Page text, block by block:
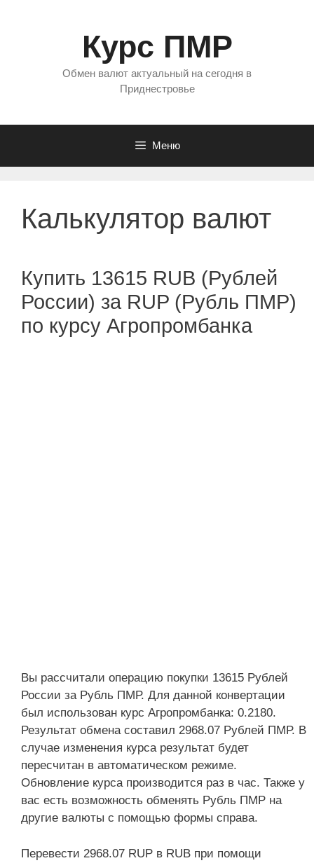
Курс ПМР
Обмен валют актуальный на сегодня в
Приднестровье
Меню
Калькулятор валют
Купить 13615 RUB (Рублей
России) за RUP (Рубль ПМР)
по курсу Агропромбанка
Вы рассчитали операцию покупки 13615 Рублей
России за Рубль ПМР. Для данной конвертации
был использован курс Агропромбанка: 0.2180.
Результат обмена составил 2968.07 Рублей ПМР. В
случае изменения курса результат будет
пересчитан в автоматическом режиме.
Обновление курса производится раз в час. Также у
вас есть возможность обменять Рубль ПМР на
другие валюты с помощью формы справа.
Перевести 2968.07 RUP в RUB при помощи